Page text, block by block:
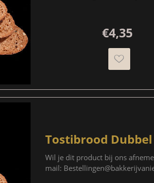
€4,35
Tostibrood
Wil je dit product bij ons
mail: